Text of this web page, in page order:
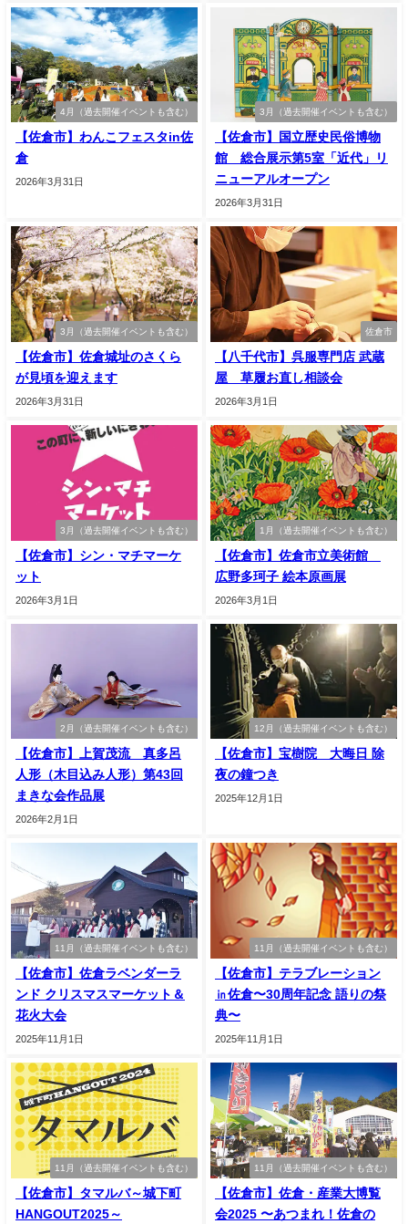
4月（過去開催イベントも含む）
【佐倉市】わんこフェスタin佐
倉
2026年3月31日
3月（過去開催イベントも含む）
【佐倉市】国立歴史民俗博物
館 総合展示第5室「近代」リ
ニューアルオープン
2026年3月31日
3月（過去開催イベントも含む）
【佐倉市】佐倉城址のさくら
が見頃を迎えます
2026年3月31日
佐倉市
【八千代市】呉服専門店 武蔵
屋 草履お直し相談会
2026年3月1日
3月（過去開催イベントも含む）
【佐倉市】シン・マチマーケ
ット
2026年3月1日
1月（過去開催イベントも含む）
【佐倉市】佐倉市立美術館
広野多珂子 絵本原画展
2026年3月1日
2月（過去開催イベントも含む）
【佐倉市】上賀茂流 真多呂
人形（木目込み人形）第43回
まきな会作品展
2026年2月1日
12月（過去開催イベントも含む）
【佐倉市】宝樹院 大晦日 除
夜の鐘つき
2025年12月1日
11月（過去開催イベントも含む）
【佐倉市】佐倉ラベンダーラ
ンド クリスマスマーケット＆
花火大会
2025年11月1日
11月（過去開催イベントも含む）
【佐倉市】テラブレーション
㏌佐倉〜30周年記念 語りの祭
典〜
2025年11月1日
11月（過去開催イベントも含む）
【佐倉市】タマルバ～城下町
HANGOUT2025～
11月（過去開催イベントも含む）
【佐倉市】佐倉・産業大博覧
会2025 〜あつまれ！佐倉の